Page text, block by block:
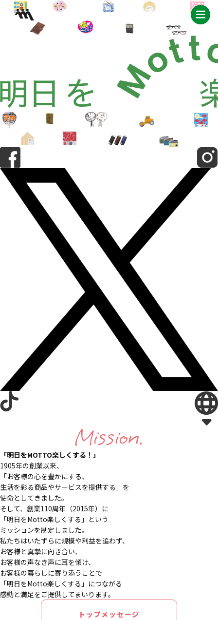
Mission.
「明日をMOTTO楽しくする！」
1905年の創業以来、
「お客様の心を豊かにする、
生活を彩る商品やサービスを提供する」を
使命としてきました。
そして、創業110周年（2015年）に
「明日をMotto楽しくする」という
ミッションを制定しました。
私たちはいたずらに規模や利益を追わず、
お客様と真摯に向き合い、
お客様の声なき声に耳を傾け、
お客様の暮らしに寄り添うことで
「明日をMotto楽しくする」につながる
感動と満足をご提供してまいります。
トップメッセージ